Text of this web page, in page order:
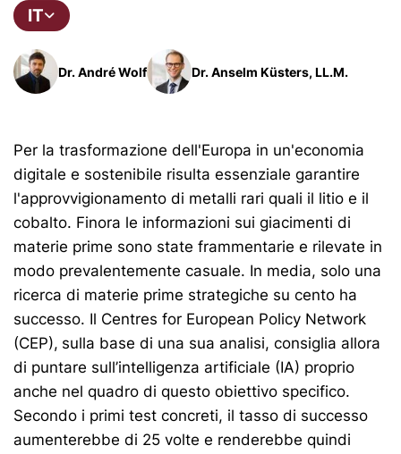
IT
Dr. André Wolf Dr. Anselm Küsters, LL.M.
Per la trasformazione dell'Europa in un'economia
digitale e sostenibile risulta essenziale garantire
l'approvvigionamento di metalli rari quali il litio e il
cobalto. Finora le informazioni sui giacimenti di
materie prime sono state frammentarie e rilevate in
modo prevalentemente casuale. In media, solo una
ricerca di materie prime strategiche su cento ha
successo. Il Centres for European Policy Network
(CEP), sulla base di una sua analisi, consiglia allora
di puntare sull’intelligenza artificiale (IA) proprio
anche nel quadro di questo obiettivo specifico.
Secondo i primi test concreti, il tasso di successo
aumenterebbe di 25 volte e renderebbe quindi